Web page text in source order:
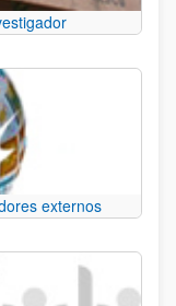
externos